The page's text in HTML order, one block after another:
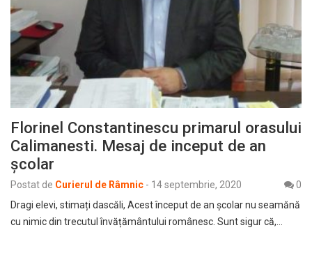
Florinel Constantinescu primarul orasului
Calimanesti. Mesaj de inceput de an
școlar
Postat de Curierul de Râmnic - 14 septembrie, 2020
0
Dragi elevi, stimați dascăli, Acest început de an școlar nu seamănă
cu nimic din trecutul învățământului românesc. Sunt sigur că,…